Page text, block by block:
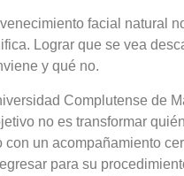
facial natural
Lograr que se vea
y qué no.
Complutense de
no es transformar
un acompañamiento
para su